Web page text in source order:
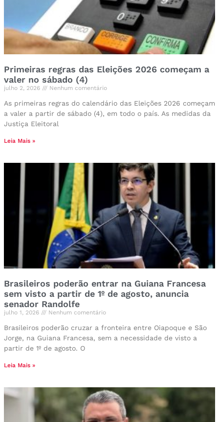
Primeiras regras das Eleições 2026 começam a
valer no sábado (4)
julho 2, 2026 Nenhum comentário
As primeiras regras do calendário das Eleições 2026 começam
a valer a partir de sábado (4), em todo o país. As medidas da
Justiça Eleitoral
Leia Mais »
Brasileiros poderão entrar na Guiana Francesa
sem visto a partir de 1º de agosto, anuncia
senador Randolfe
julho 1, 2026 Nenhum comentário
Brasileiros poderão cruzar a fronteira entre Oiapoque e São
Jorge, na Guiana Francesa, sem a necessidade de visto a
partir de 1º de agosto. O
Leia Mais »